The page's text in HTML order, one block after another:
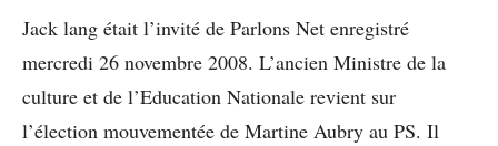
Jack lang était l’invité de Parlons Net enregistré
mercredi 26 novembre 2008. L’ancien Ministre de la
culture et de l’Education Nationale revient sur
l’élection mouvementée de Martine Aubry au PS. Il